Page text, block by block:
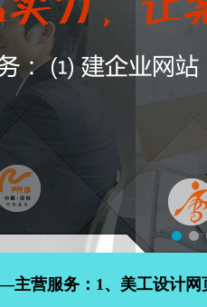
营服务：1、美工设计网